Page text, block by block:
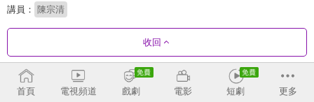
講員： 陳宗清
收回
劇集列表 反序
首頁 電視頻道 戲劇 電影 短劇 更多